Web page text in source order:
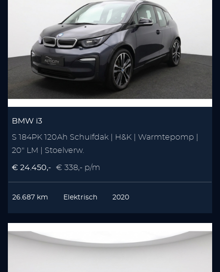
BMW i3
S 184PK 120Ah Schuifdak | H&K | Warmtepomp |
20" LM | Stoelverw.
€ 24.450,- € 338,- p/m
26.687 km Elektrisch 2020